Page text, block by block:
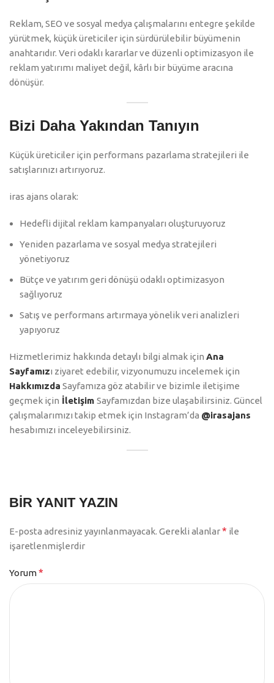
Reklam, SEO ve sosyal medya çalışmalarını entegre şekilde
yürütmek, küçük üreticiler için sürdürülebilir büyümenin
anahtarıdır. Veri odaklı kararlar ve düzenli optimizasyon ile
reklam yatırımı maliyet değil, kârlı bir büyüme aracına
dönüşür.
Bizi Daha Yakından Tanıyın
Küçük üreticiler için performans pazarlama stratejileri ile
satışlarınızı artırıyoruz.
iras ajans olarak:
Hedefli dijital reklam kampanyaları oluşturuyoruz
Yeniden pazarlama ve sosyal medya stratejileri
yönetiyoruz
Bütçe ve yatırım geri dönüşü odaklı optimizasyon
sağlıyoruz
Satış ve performans artırmaya yönelik veri analizleri
yapıyoruz
Hizmetlerimiz hakkında detaylı bilgi almak için Ana
Sayfamızı ziyaret edebilir, vizyonumuzu incelemek için
Hakkımızda Sayfamıza göz atabilir ve bizimle iletişime
geçmek için İletişim Sayfamızdan bize ulaşabilirsiniz. Güncel
çalışmalarımızı takip etmek için Instagram’da @irasajans
hesabımızı inceleyebilirsiniz.
BIR YANIT YAZIN
E-posta adresiniz yayınlanmayacak. Gerekli alanlar* ile
işaretlenmişlerdir
Yorum*